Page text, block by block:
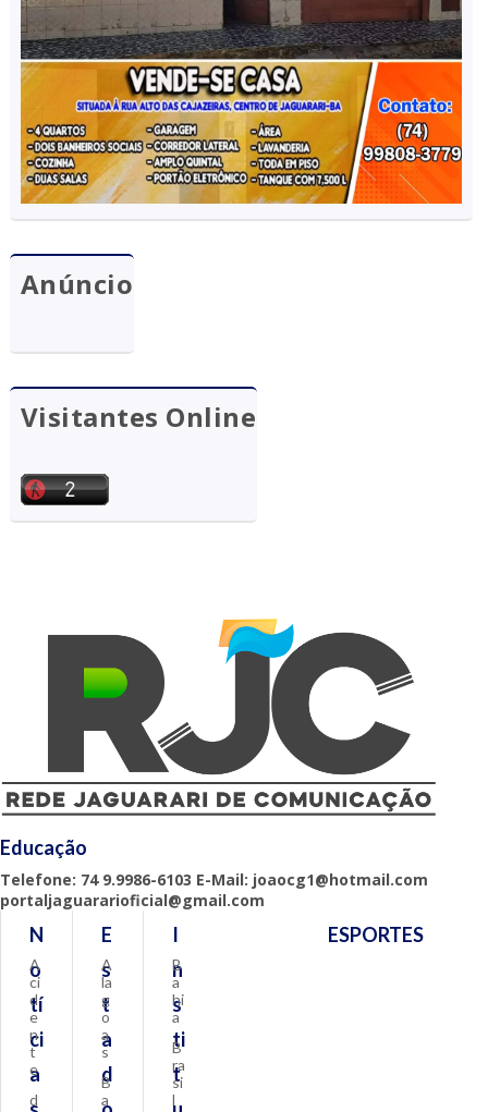
Anúncio
Visitantes Online
Educação
Telefone: 74 9.9986-6103 E-Mail: joaocg1@hotmail.com
portaljaguararioficial@gmail.com
N
o
tí
ci
a
A
ci
d
e
n
t
e
d
E
s
t
a
d
A
la
g
o
a
s
B
a
I
n
s
ti
t
B
a
hi
a
B
ra
si
l
ESPORTES